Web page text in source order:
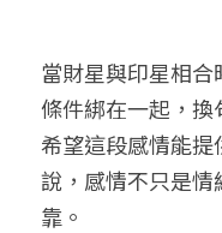
當財星與印星相
條件綁在一起，
希望這段感情能
說，感情不只是
靠。